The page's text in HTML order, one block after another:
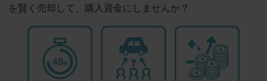
を賢く売却して、購入資金にしませんか？